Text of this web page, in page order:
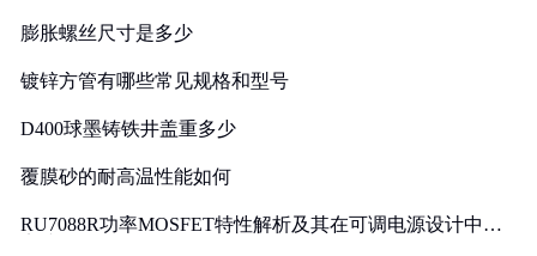
膨胀螺丝尺寸是多少
镀锌方管有哪些常见规格和型号
D400球墨铸铁井盖重多少
覆膜砂的耐高温性能如何
RU7088R功率MOSFET特性解析及其在可调电源设计中的